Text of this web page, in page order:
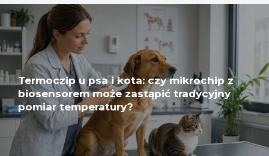
Termoczip u psa i kota: czy mikrochip z
biosensorem może zastąpić tradycyjny
pomiar temperatury?